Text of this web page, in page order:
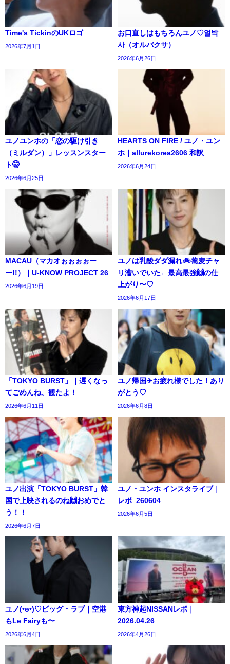
Time's TickinのUKロゴ
2026年7月1日
お口直しはもちろんユノ♡얼박
사（オルバクサ）
2026年6月26日
ユノユンホの「恋の駆け引き
（ミルダン）」レッスンスター
ト🤫
2026年6月25日
HEARTS ON FIRE / ユノ・ユ​​ン
ホ｜allurekorea2606 和訳
2026年6月24日
MACAU（マカオぉぉぉぉー
ー!!）｜U-KNOW PROJECT 26
2026年6月19日
ユノは乳酸ダダ漏れ🚲️蕎麦チャ
リ漕いでいた←最高最強🙌の仕
上がり〜♡
2026年6月17日
「TOKYO BURST」｜遅くなっ
てごめんね、観たよ！
2026年6月11日
ユノ帰国✈お疲れ様でした！あり
がとう♡
2026年6月8日
ユノ出演「TOKYO BURST」韓
国で上映されるのね🙌おめでと
う！！
2026年6月7日
ユノ・ユンホ インスタライブ｜
レポ_260604
2026年6月5日
ユノ(•ө•)♡ビッグ・ラブ｜空港
もLe Fairyも〜
2026年6月4日
東方神起NISSANレポ｜
2026.04.26
2026年4月26日